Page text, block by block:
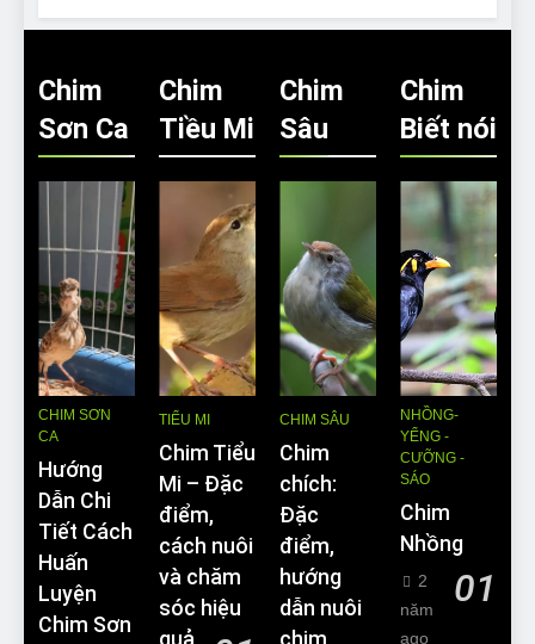
Chim
Sơn Ca
CHIM SƠN
CA
Hướng
Dẫn Chi
Tiết Cách
Huấn
Luyện
Chim Sơn
Chim
Tiều Mi
TIỂU MI
Chim Tiểu
Mi – Đặc
điểm,
cách nuôi
và chăm
sóc hiệu
quả
Chim
Sâu
CHIM SÂU
Chim
chích:
Đặc
điểm,
hướng
dẫn nuôi
chim
Chim
Biết nói
NHỒNG-
YỂNG -
CƯỠNG -
SÁO
Chim
Nhồng
01
2
năm
ago